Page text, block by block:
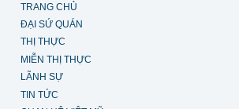
TRANG CHỦ
ĐẠI SỨ QUÁN
THỊ THỰC
MIỄN THỊ THỰC
LÃNH SỰ
TIN TỨC